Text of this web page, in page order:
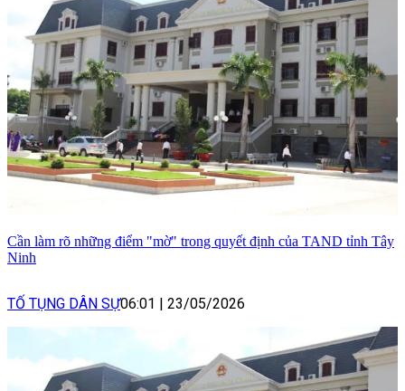
Cần làm rõ những điểm "mờ" trong quyết định của TAND tỉnh Tây
Ninh
TỐ TỤNG DÂN SỰ06:01 23/05/2026